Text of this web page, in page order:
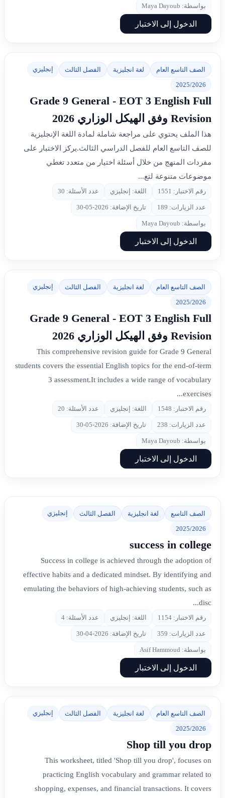
بواسطة: Maya Dayoub
الدخول إلى الاختبار
الصف التاسع العام لغة انجليزية الفصل الثالث إنجليزي
2025/2026
Grade 9 General - EOT 3 English Full
Revision وفق الهيكل الوزاري 2026
هذا الملف يحتوي على مراجعة شاملة لمادة اللغة الإنجليزية
للصف التاسع العام للفصل الدراسي الثالث.يركز الاختبار على
مفردات المنهج من خلال أسئلة اختيار من متعدد تغطي
موضوعات متنوعة لتع...
رقم الاختبار: 1551 اللغة: إنجليزي عدد الأسئلة: 30
عدد الزيارات: 189 تاريخ الإضافة: 2026-05-30
بواسطة: Maya Dayoub
الدخول إلى الاختبار
الصف التاسع العام لغة انجليزية الفصل الثالث إنجليزي
2025/2026
Grade 9 General - EOT 3 English Full
Revision وفق الهيكل الوزاري 2026
This comprehensive revision guide for Grade 9 General
students covers the essential English topics for the end-of-term
3 assessment.It includes a wide range of vocabulary
exercises...
رقم الاختبار: 1548 اللغة: إنجليزي عدد الأسئلة: 20
عدد الزيارات: 238 تاريخ الإضافة: 2026-05-30
بواسطة: Maya Dayoub
الدخول إلى الاختبار
الصف التاسع لغة انجليزية الفصل الثالث إنجليزي
2025/2026
success in college
Success in college is achieved through the adoption of
effective habits and a dedicated mindset. By identifying and
emulating the behaviors of high-achieving students, such as
disc...
رقم الاختبار: 1154 اللغة: إنجليزي عدد الأسئلة: 4
عدد الزيارات: 359 تاريخ الإضافة: 2026-04-30
بواسطة: Asif Hammoud
الدخول إلى الاختبار
الصف التاسع العام لغة انجليزية الفصل الثالث إنجليزي
2025/2026
Shop till you drop
This worksheet, titled 'Shop till you drop', focuses on
practicing English vocabulary and grammar related to
shopping, expenses, and financial transactions. It covers